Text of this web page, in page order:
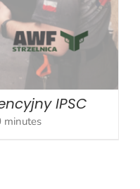
IPSC
minutes